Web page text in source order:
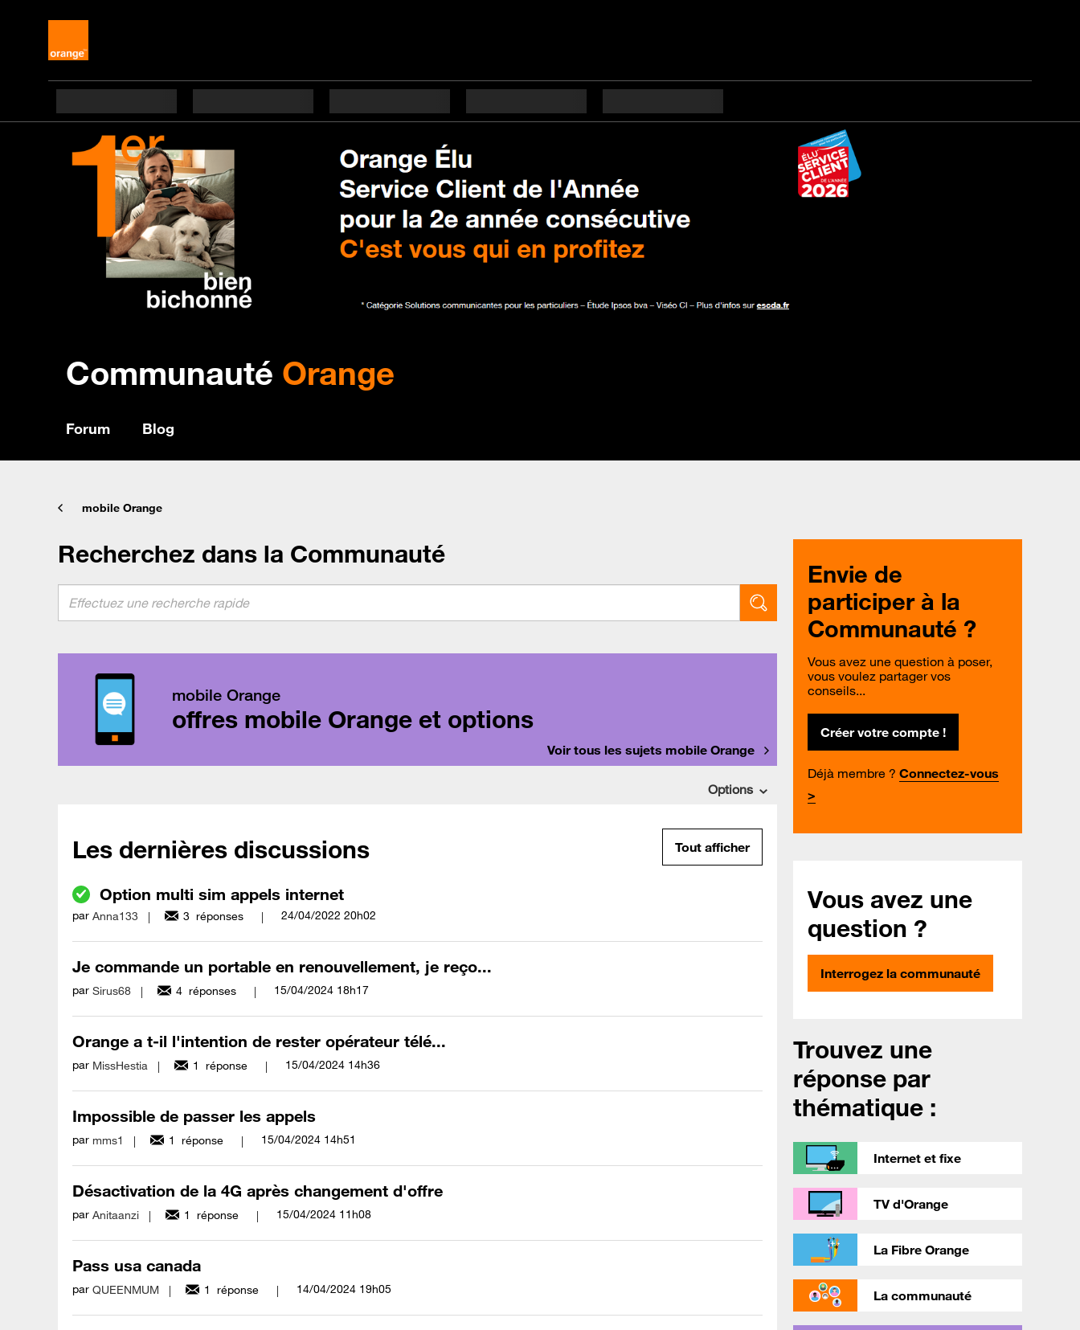
Communauté Orange
Forum Blog
mobile Orange
Recherchez dans la Communauté
mobile Orange
offres mobile Orange et options
Voir tous les sujets mobile Orange
Options
Les dernières discussions Tout afficher
Option multi sim appels internet
par Anna133 3 réponses ‎24/04/2022 20h02
Je commande un portable en renouvellement, je reço...
par Sirus68 4 réponses ‎15/04/2024 18h17
Orange a t-il l'intention de rester opérateur télé...
par MissHestia 1 réponse ‎15/04/2024 14h36
Impossible de passer les appels
par mms1 1 réponse ‎15/04/2024 14h51
Désactivation de la 4G après changement d'offre
par Anitaanzi 1 réponse ‎15/04/2024 11h08
Pass usa canada
par QUEENMUM 1 réponse ‎14/04/2024 19h05
Envie de
participer à la
Communauté ?
Vous avez une question à poser,
vous voulez partager vos
conseils...
Créer votre compte !
Déjà membre ? Connectez-vous
>
Vous avez une
question ?
Interrogez la communauté
Trouvez une
réponse par
thématique :
Internet et fixe
TV d'Orange
La Fibre Orange
La communauté